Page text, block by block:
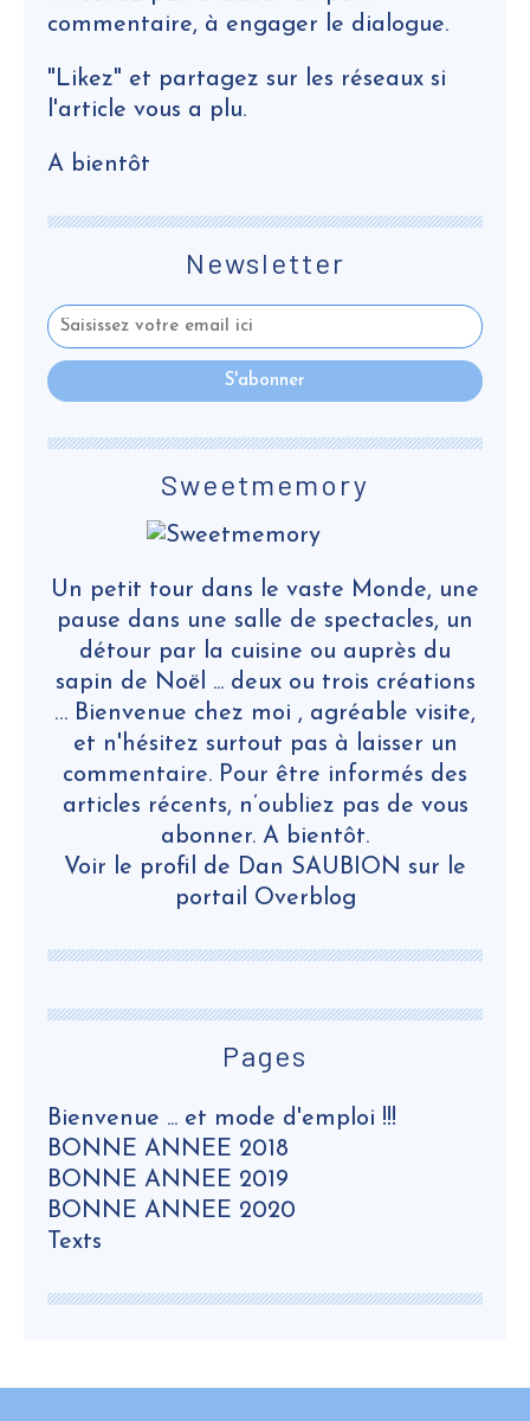
Newsletter
Pages
Bienvenue ... et mode d'emploi !!!
BONNE ANNEE 2018
BONNE ANNEE 2019
BONNE ANNEE 2020
Texts
Sweetmemory
Un petit tour dans le vaste Monde, une
pause dans une salle de spectacles, un
détour par la cuisine ou auprès du
sapin de Noël ... deux ou trois créations
… Bienvenue chez moi , agréable visite,
et n'hésitez surtout pas à laisser un
commentaire. Pour être informés des
articles récents, n’oubliez pas de vous
abonner. A bientôt.
Voir le profil de Dan SAUBION sur le
portail Overblog
commentaire, à engager le dialogue.
"Likez" et partagez sur les réseaux si
l'article vous a plu.
A bientôt